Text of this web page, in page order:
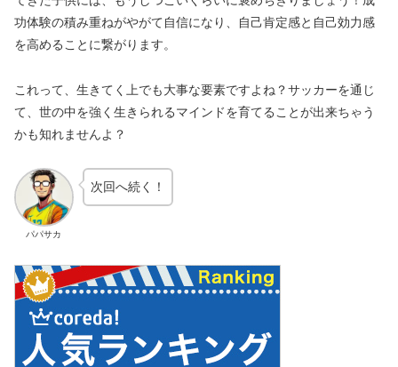
功体験の積み重ねがやがて自信になり、自己肯定感と自己効力感
を高めることに繋がります。
これって、生きてく上でも大事な要素ですよね？サッカーを通じ
て、世の中を強く生きられるマインドを育てることが出来ちゃう
かも知れませんよ？
パパサカ
次回へ続く！